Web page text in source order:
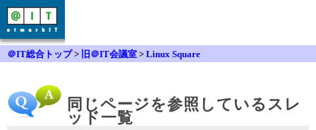
＠IT総合トップ> 旧＠IT会議室 > Linux Square
同じページを参照しているスレ
ッド一覧